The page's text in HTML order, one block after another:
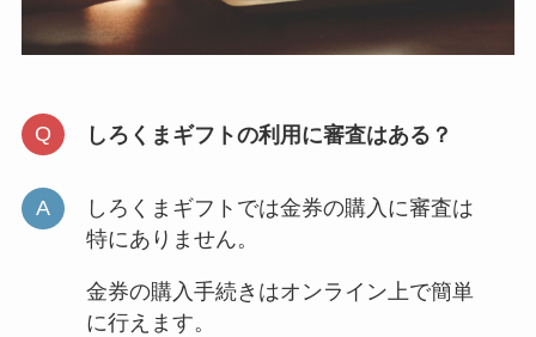
しろくまギフトの利用に審査はある？
しろくまギフトでは金券の購入に審査は
特にありません。
金券の購入手続きはオンライン上で簡単
に行えます。